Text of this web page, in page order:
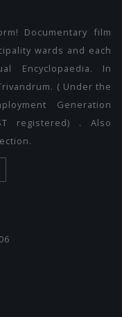
Documentary film
wards and each
Encyclopaedia. In
( Under the
Generation
registered) . Also